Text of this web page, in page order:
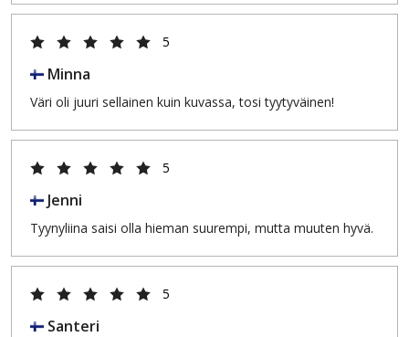
5
Minna
Väri oli juuri sellainen kuin kuvassa, tosi tyytyväinen!
5
Jenni
Tyynyliina saisi olla hieman suurempi, mutta muuten hyvä.
5
Santeri